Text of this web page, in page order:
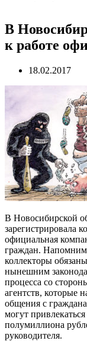
В
к работе
18.02.2017
В Новосибирской
зарегистрировала
официальная
граждан.
коллекторы
нынешним
процесса со
агентств, которые
общения с
могут
полумиллиона
руководителя.